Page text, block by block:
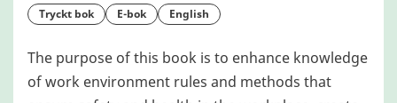
tryckt bok e-bok English
The purpose of this book is to enhance knowledge
of work environment rules and methods that